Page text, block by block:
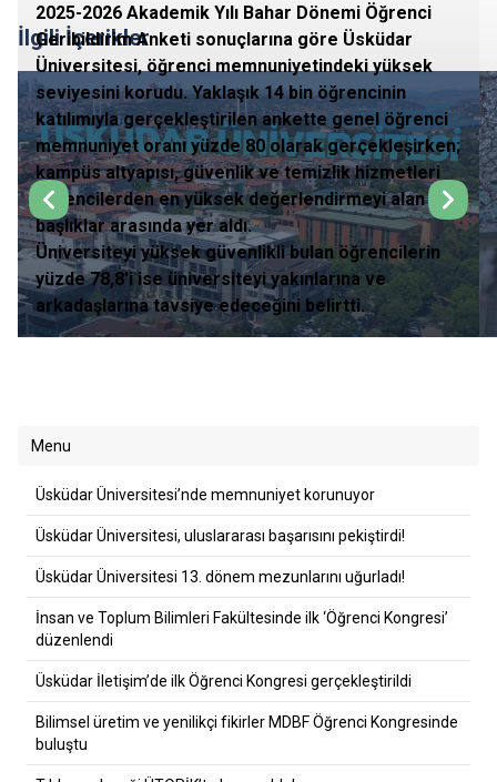
İlgili İçerikler
2025-2026 Akademik Yılı Bahar Dönemi Öğrenci
Geribildirim Anketi sonuçlarına göre Üsküdar
Üniversitesi, öğrenci memnuniyetindeki yüksek
seviyesini korudu. Yaklaşık 14 bin öğrencinin
katılımıyla gerçekleştirilen ankette genel öğrenci
memnuniyet oranı yüzde 80 olarak gerçekleşirken;
kampüs altyapısı, güvenlik ve temizlik hizmetleri
öğrencilerden en yüksek değerlendirmeyi alan
başlıklar arasında yer aldı.
Üniversiteyi yüksek güvenlikli bulan öğrencilerin
yüzde 78,8'i ise üniversiteyi yakınlarına ve
arkadaşlarına tavsiye edeceğini belirtti.
Menu
Üsküdar Üniversitesi’nde memnuniyet korunuyor
Üsküdar Üniversitesi, uluslararası başarısını pekiştirdi!
Üsküdar Üniversitesi 13. dönem mezunlarını uğurladı!
İnsan ve Toplum Bilimleri Fakültesinde ilk ‘Öğrenci Kongresi’
düzenlendi
Üsküdar İletişim’de ilk Öğrenci Kongresi gerçekleştirildi
Bilimsel üretim ve yenilikçi fikirler MDBF Öğrenci Kongresinde
buluştu